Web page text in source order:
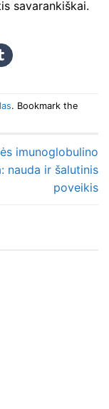
savarankiškai.
. Bookmark the
imunoglobulino
nauda ir šalutinis
poveikis